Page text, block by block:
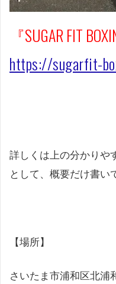
『SUGAR FIT
https://sugarfit-
詳しくは上の分かりや
として、概要だけ書い
【場所】
さいたま市浦和区北浦